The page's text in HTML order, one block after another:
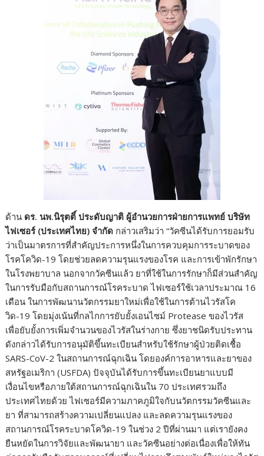
ด้าน ดร. นพ.นิรุตติ์ ประดับญาติ ผู้อำนวยการฝ่ายการแพทย์ บริษัท
ไฟเซอร์ (ประเทศไทย) จำกัด กล่าวเสริมว่า “วัคซีนได้รับการยอมรับ
ว่าเป็นมาตรการที่สำคัญประการหนึ่งในการควบคุมการระบาดของ
โรคโควิด-19 โดยช่วยลดความรุนแรงของโรค และการเข้าพักรักษา
ในโรงพยาบาล นอกจากวัคซีนแล้ว ยาที่ใช้ในการรักษาก็มีส่วนสำคัญ
ในการรับมือกับสถานการณ์โรคระบาด ไฟเซอร์ใช้เวลาประมาณ 16
เดือน ในการพัฒนานวัตกรรมยาใหม่เพื่อใช้ในการต้านไวรัสโค
วิด-19 โดยมุ่งเน้นที่กลไกการยับยั้งเอนไซม์ Protease ของไวรัส
เพื่อยับยั้งการเพิ่มจำนวนของไวรัสในร่างกาย ซึ่งยาชนิดรับประทาน
ดังกล่าวได้รับการอนุมัติขึ้นทะเบียนสำหรับใช้รักษาผู้ป่วยติดเชื้อ
SARS-CoV-2 ในสถานการณ์ฉุกเฉิน โดยองค์การอาหารและยาของ
สหรัฐอเมริกา (USFDA) ปัจจุบันได้รับการขึ้นทะเบียนยาแบบมี
เงื่อนไขหรือภายใต้สถานการณ์ฉุกเฉินใน 70 ประเทศรวมถึง
ประเทศไทยด้วย ไฟเซอร์มีความภาคภูมิใจกับนวัตกรรมวัคซีนและ
ยา ที่สามารถสร้างความเปลี่ยนแปลง และลดความรุนแรงของ
สถานการณ์โรคระบาดโควิด-19 ในช่วง 2 ปีที่ผ่านมา แต่เรายังคง
ยืนหยัดในการวิจัยและพัฒนายา และวัคซีนอย่างต่อเนื่องเพื่อให้ทัน